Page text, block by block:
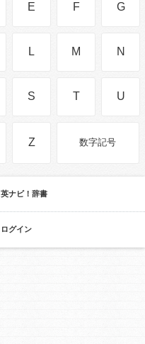
E F G
L M N
S T U
Z 数字記号
英ナビ！辞書
ログイン